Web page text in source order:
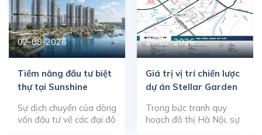
02-08-2026
Tiềm năng đầu tư biệt
thự tại Sunshine
Sự dịch chuyển của dòng
vốn đầu tư về các đại đô
29-07-2026
Giá trị vị trí chiến lược
dự án Stellar Garden
Trong bức tranh quy
hoạch đô thị Hà Nội, sự